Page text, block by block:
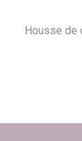
Housse de